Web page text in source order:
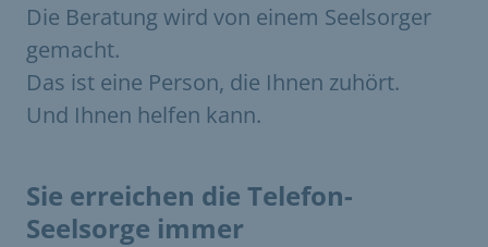
Die Beratung wird von einem Seelsorger
gemacht.
Das ist eine Person, die Ihnen zuhört.
Und Ihnen helfen kann.
Sie erreichen die Telefon-
Seelsorge immer